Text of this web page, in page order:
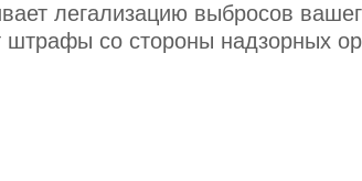
легализацию выбросов
штрафы со стороны надзорных